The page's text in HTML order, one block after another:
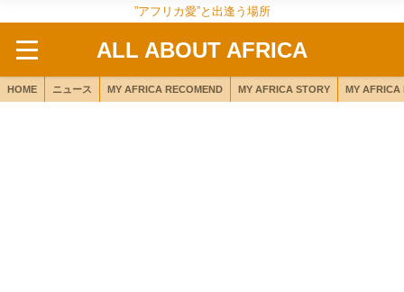
”アフリカ愛”と出逢う場所
ALL ABOUT AFRICA
HOME ニュース MY AFRICA RECOMEND MY AFRICA STORY MY AFRICA